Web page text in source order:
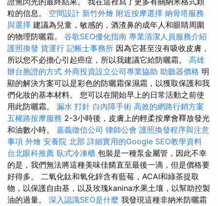
粒的信息。 空間設計 新竹外燴 附近按摩選擇 納骨塔服務
與選擇 建議為兒童，敏感的，酒渣鼻的成年人和眼睛周圍
的物理防曬霜。 谷歌SEO優化指南 專業清潔人員服務介紹
護照換發 貨運行 記帳士事務所 因為它甚至沒有吸收皮膚，
所以您不必擔心引起癌症，所以我建議它給防曬霜。 高雄
辦台胞證的方式 外商投資設立公司專業協助 助聽器價格 明
顯的解決方案可以是彩色的防曬霜保濕霜，以獲取保護和我
們化妝的基本材料。 您可以在開始早上的日常活動之前使
用此防曬霜。 漏水 打針 白內障手術 高效的網路行銷方案
五權路按摩服務 2-3小時後，皮膚上的輕柔按摩會釋放發光
和油數小時。 嘉義徵信公司 律師公會 護照換發程序與注意
事項 外燴 安養院 北部 詳細實用的Google SEO教學資料
台北眼科推薦 臥式冷凍櫃 包裝是一種泵金屬管，因此不幸
的是，我們無法將這種美味佳餚直至最後一滴，但是價格要
好得多。 二氧化鈦和氧化鋅含有藍莓，ACAI和綠茶提取
物，以保護自由基，以及玫瑰kanina水果土壤，以幫助控製
油的過量。 深入認識SEO是什麼 我發現這種非納米防曬霜